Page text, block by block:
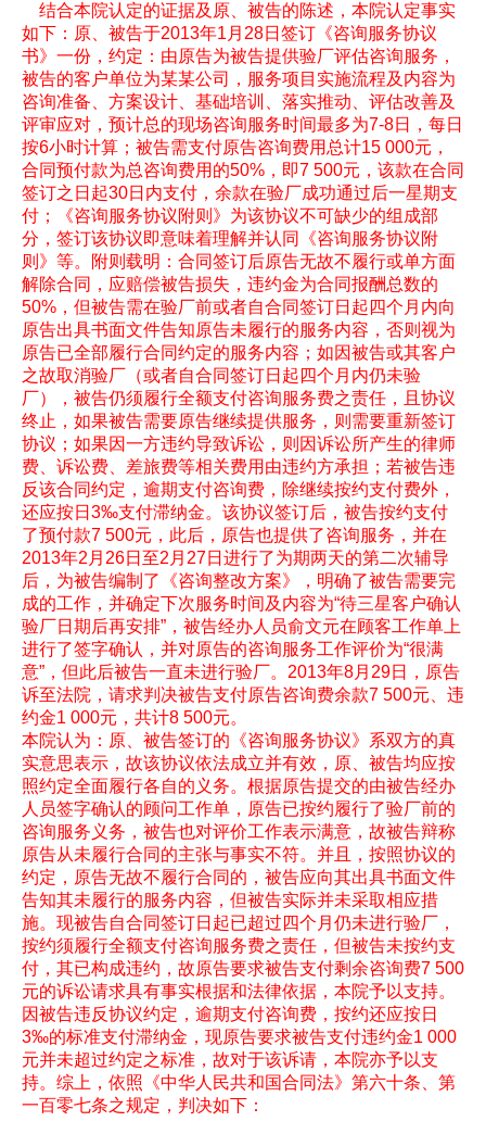
结合本院认定的证据及原、被告的陈述，本院认定事实
如下：原、被告于2013年1月28日签订《咨询服务协议
书》一份，约定：由原告为被告提供验厂评估咨询服务，
被告的客户单位为某某公司，服务项目实施流程及内容为
咨询准备、方案设计、基础培训、落实推动、评估改善及
评审应对，预计总的现场咨询服务时间最多为7-8日，每日
按6小时计算；被告需支付原告咨询费用总计15 000元，
合同预付款为总咨询费用的50%，即7 500元，该款在合同
签订之日起30日内支付，余款在验厂成功通过后一星期支
付；《咨询服务协议附则》为该协议不可缺少的组成部
分，签订该协议即意味着理解并认同《咨询服务协议附
则》等。附则载明：合同签订后原告无故不履行或单方面
解除合同，应赔偿被告损失，违约金为合同报酬总数的
50%，但被告需在验厂前或者自合同签订日起四个月内向
原告出具书面文件告知原告未履行的服务内容，否则视为
原告已全部履行合同约定的服务内容；如因被告或其客户
之故取消验厂（或者自合同签订日起四个月内仍未验
厂），被告仍须履行全额支付咨询服务费之责任，且协议
终止，如果被告需要原告继续提供服务，则需要重新签订
协议；如果因一方违约导致诉讼，则因诉讼所产生的律师
费、诉讼费、差旅费等相关费用由违约方承担；若被告违
反该合同约定，逾期支付咨询费，除继续按约支付费外，
还应按日3‰支付滞纳金。该协议签订后，被告按约支付
了预付款7 500元，此后，原告也提供了咨询服务，并在
2013年2月26日至2月27日进行了为期两天的第二次辅导
后，为被告编制了《咨询整改方案》，明确了被告需要完
成的工作，并确定下次服务时间及内容为“待三星客户确认
验厂日期后再安排”，被告经办人员俞文元在顾客工作单上
进行了签字确认，并对原告的咨询服务工作评价为“很满
意”，但此后被告一直未进行验厂。2013年8月29日，原告
诉至法院，请求判决被告支付原告咨询费余款7 500元、违
约金1 000元，共计8 500元。
本院认为：原、被告签订的《咨询服务协议》系双方的真
实意思表示，故该协议依法成立并有效，原、被告均应按
照约定全面履行各自的义务。根据原告提交的由被告经办
人员签字确认的顾问工作单，原告已按约履行了验厂前的
咨询服务义务，被告也对评价工作表示满意，故被告辩称
原告从未履行合同的主张与事实不符。并且，按照协议的
约定，原告无故不履行合同的，被告应向其出具书面文件
告知其未履行的服务内容，但被告实际并未采取相应措
施。现被告自合同签订日起已超过四个月仍未进行验厂，
按约须履行全额支付咨询服务费之责任，但被告未按约支
付，其已构成违约，故原告要求被告支付剩余咨询费7 500
元的诉讼请求具有事实根据和法律依据，本院予以支持。
因被告违反协议约定，逾期支付咨询费，按约还应按日
3‰的标准支付滞纳金，现原告要求被告支付违约金1 000
元并未超过约定之标准，故对于该诉请，本院亦予以支
持。综上，依照《中华人民共和国合同法》第六十条、第
一百零七条之规定，判决如下：